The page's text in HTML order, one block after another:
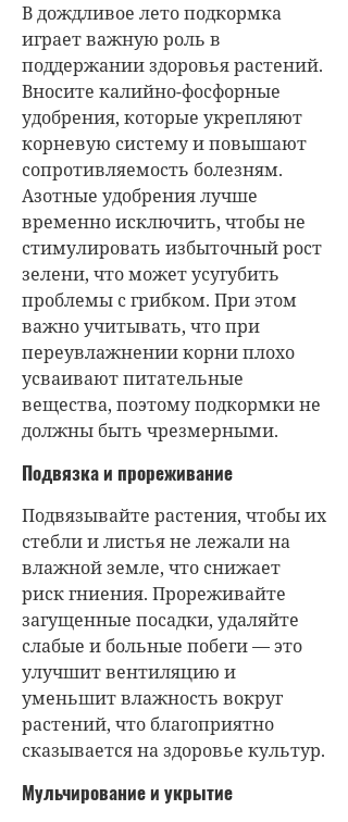
В дождливое лето подкормка
играет важную роль в
поддержании здоровья растений.
Вносите калийно-фосфорные
удобрения, которые укрепляют
корневую систему и повышают
сопротивляемость болезням.
Азотные удобрения лучше
временно исключить, чтобы не
стимулировать избыточный рост
зелени, что может усугубить
проблемы с грибком. При этом
важно учитывать, что при
переувлажнении корни плохо
усваивают питательные
вещества, поэтому подкормки не
должны быть чрезмерными.
Подвязка и прореживание
Подвязывайте растения, чтобы их
стебли и листья не лежали на
влажной земле, что снижает
риск гниения. Прореживайте
загущенные посадки, удаляйте
слабые и больные побеги — это
улучшит вентиляцию и
уменьшит влажность вокруг
растений, что благоприятно
сказывается на здоровье культур.
Мульчирование и укрытие